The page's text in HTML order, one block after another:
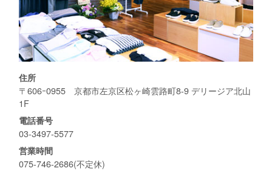
住所
〒606ｰ0955 京都市左京区松ヶ崎雲路町8-9 デリージア北山
1F
電話番号
03-3497-5577
営業時間
075-746-2686(不定休)